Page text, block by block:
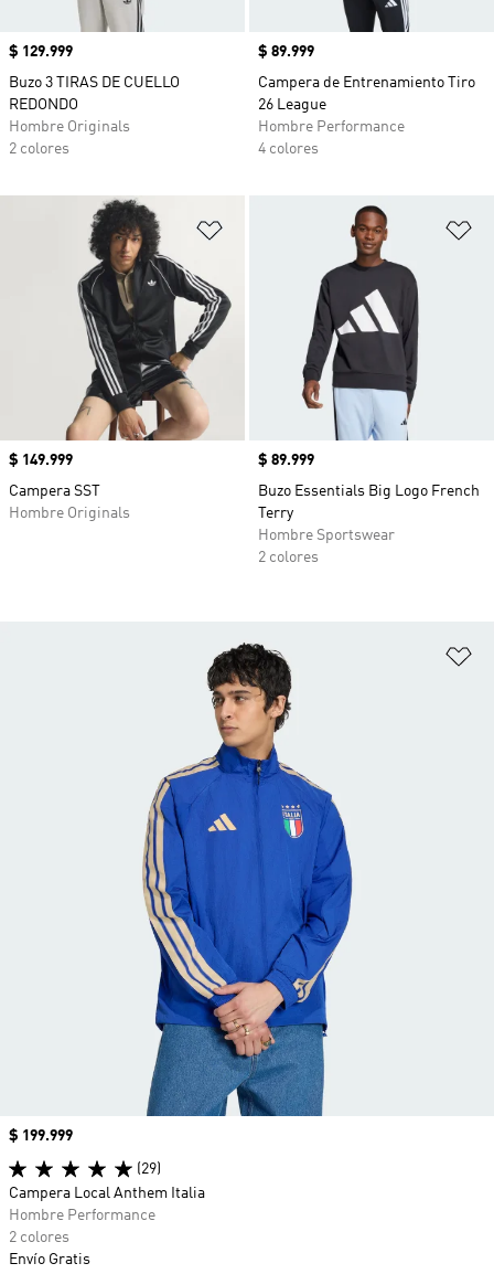
Precio
$ 129.999
Buzo 3 TIRAS DE CUELLO
REDONDO
Hombre Originals
2 colores
Precio
$ 89.999
Campera de Entrenamiento Tiro
26 League
Hombre Performance
4 colores
Añadir a la lista de deseos
Precio
$ 149.999
Campera SST
Hombre Originals
Precio
$ 89.999
Buzo Essentials Big Logo French
Terry
Hombre Sportswear
2 colores
Precio
$ 199.999
(29)
Campera Local Anthem Italia
Hombre Performance
2 colores
Envío Gratis